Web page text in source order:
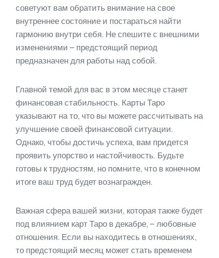
советуют вам обратить внимание на свое
внутреннее состояние и постараться найти
гармонию внутри себя. Не спешите с внешними
изменениями – предстоящий период
предназначен для работы над собой.
Главной темой для вас в этом месяце станет
финансовая стабильность. Карты Таро
указывают на то, что вы можете рассчитывать на
улучшение своей финансовой ситуации.
Однако, чтобы достичь успеха, вам придется
проявить упорство и настойчивость. Будьте
готовы к трудностям, но помните, что в конечном
итоге ваш труд будет вознагражден.
Важная сфера вашей жизни, которая также будет
под влиянием карт Таро в декабре, – любовные
отношения. Если вы находитесь в отношениях,
то предстоящий месяц может стать временем